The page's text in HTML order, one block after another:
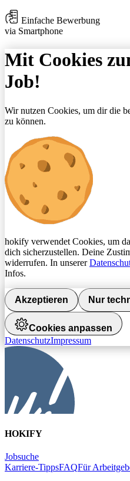
Einfache Bewerbung
via Smartphone
Mit Cookies
Job!
Wir nutzen Cookies, um dir die
zu können.
hokify verwendet Cookies, um
dich sicherzustellen. Deine
widerrufen. In unserer
Infos.
Akzeptieren Nur
Cookies anpassen
DatenschutzImpressum
HOKIFY
Jobsuche
Karriere-TippsFAQFür